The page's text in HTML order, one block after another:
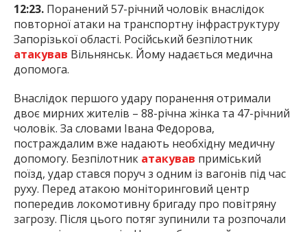
12:23. Поранений 57-річний чоловік внаслідок
повторної атаки на транспортну інфраструктуру
Запорізької області. Російський безпілотник
атакував Вільнянськ. Йому надається медична
допомога.
Внаслідок першого удару поранення отримали
двоє мирних жителів – 88-річна жінка та 47-річний
чоловік. За словами Івана Федорова,
постраждалим вже надають необхідну медичну
допомогу. Безпілотник атакував приміський
поїзд, удар стався поруч з одним із вагонів під час
руху. Перед атакою моніторинговий центр
попередив локомотивну бригаду про повітряну
загрозу. Після цього потяг зупинили та розпочали